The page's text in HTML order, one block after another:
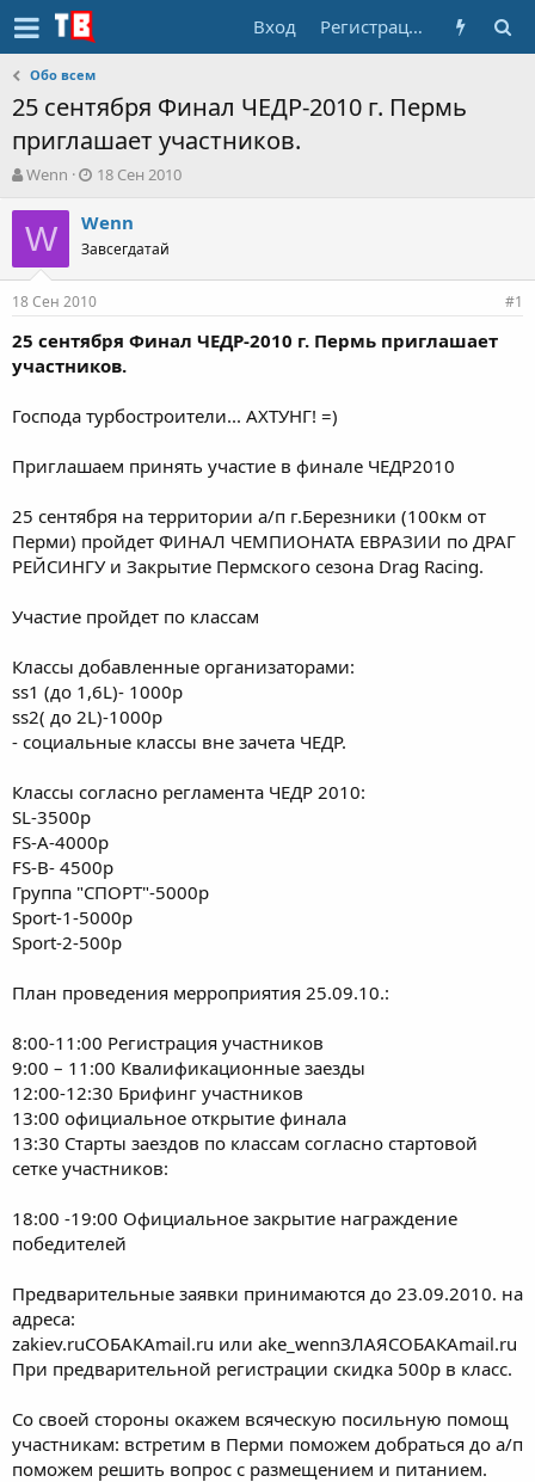
Вход Регистрация
Обо всем
25 сентября Финал ЧЕДР-2010 г. Пермь
приглашает участников.
А
т
о
т
е
ы
Wenn
Д
т
н
а
ч
л
а
18 Сен 2010
W Wenn
Завсегдатай
18 Сен 2010 #1
25 сентября Финал ЧЕДР-2010 г. Пермь приглашает
участников.
Господа турбостроители... АХТУНГ! =)
Приглашаем принять участие в финале ЧЕДР2010
25 сентября на территории а/п г.Березники (100км от
Перми) пройдет ФИНАЛ ЧЕМПИОНАТА ЕВРАЗИИ по ДРАГ
РЕЙСИНГУ и Закрытие Пермского сезона Drag Racing.
Участие пройдет по классам
Классы добавленные организаторами:
ss1 (до 1,6L)- 1000р
ss2( до 2L)-1000р
- социальные классы вне зачета ЧЕДР.
Классы согласно регламента ЧЕДР 2010:
SL-3500р
FS-A-4000р
FS-B- 4500р
Группа "СПОРТ"-5000р
Sport-1-5000р
Sport-2-500р
План проведения мерроприятия 25.09.10.:
8:00-11:00 Регистрация участников
9:00 – 11:00 Квалификационные заезды
12:00-12:30 Брифинг участников
13:00 официальное открытие финала
13:30 Старты заездов по классам согласно стартовой
сетке участников:
18:00 -19:00 Официальное закрытие награждение
победителей
Предварительные заявки принимаются до 23.09.2010. на
адреса:
zakiev.ruСОБАКАmail.ru или ake_wennЗЛАЯСОБАКАmail.ru
При предварительной регистрации скидка 500р в класс.
Со своей стороны окажем всяческую посильную помощ
участникам: встретим в Перми поможем добраться до а/п
поможем решить вопрос с размещением и питанием.